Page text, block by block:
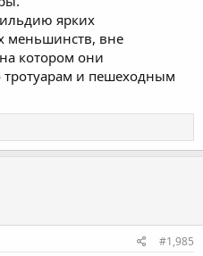
и малолетней гражданкой
бобика, который
левой задней ногой на
изменила направление
новой краской.
клубника энд картопля, обе
лист, внезапно
и нявкая, скрылся в
майонез. Гражданки,
встали, отряхнулись,
не голодные), шото
покатили ручками самокат
не выезжать
патамушта (дословно)
ярких
меньшинств, вне
котором они
тротуарам и пешеходным
#1,985